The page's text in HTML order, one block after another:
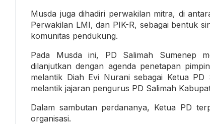
Musda juga dihadiri perwakilan mitra, di
Perwakilan LMI, dan PIK-R, sebagai bentuk
komunitas pendukung.
Pada Musda ini, PD Salimah Sumenep
dilanjutkan dengan agenda penetapan
melantik Diah Evi Nurani sebagai Ketua PD
melantik jajaran pengurus PD Salimah
Dalam sambutan perdananya, Ketua PD
organisasi.